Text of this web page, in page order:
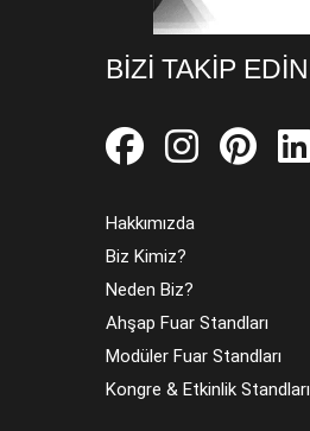
BIZI TAKIP EDIN
Hakkımızda
Biz Kimiz?
Neden Biz?
Ahşap Fuar Standları
Modüler Fuar Standları
Kongre & Etkinlik Standları